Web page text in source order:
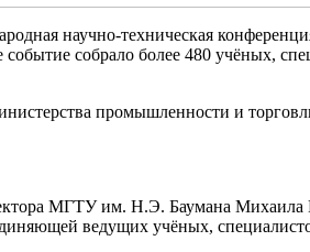
научно-техническая
собрало более 480 учёных,
промышленности и
МГТУ им. Н.Э. Баумана Михаила
ведущих учёных,